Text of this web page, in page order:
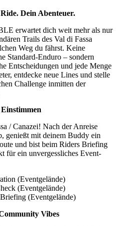
Dein Abenteuer.
erwartet dich weit mehr als nur
Trails des Val di Fassa
Weg du fährst. Keine
Standard-Enduro – sondern
Entscheidungen und jede Menge
entdecke neue Lines und stelle
Challenge inmitten der
/ Canazei! Nach der Anreise
genießt mit deinem Buddy ein
und bist beim Riders Briefing
für ein unvergessliches Event-
(Eventgelände)
(Eventgelände)
(Eventgelände)
Vibes